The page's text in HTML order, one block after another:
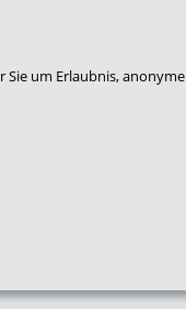
um Erlaubnis, anonyme